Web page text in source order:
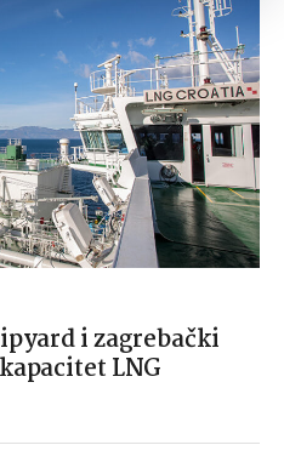
i zagrebački
LNG